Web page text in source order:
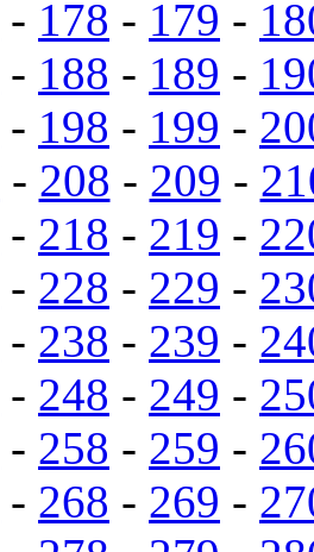
- 178 - 179 -
- 188 - 189 -
- 198 - 199 -
- 208 - 209 -
- 218 - 219 -
- 228 - 229 -
- 238 - 239 -
- 248 - 249 -
- 258 - 259 -
- 268 - 269 -